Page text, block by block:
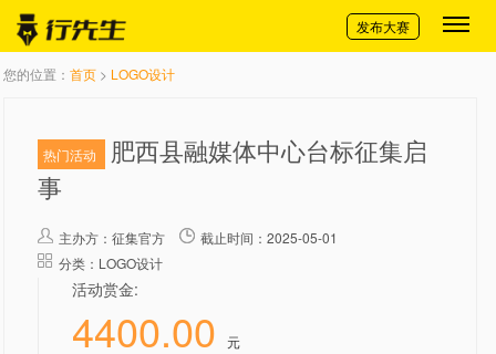
切换导航
发布大赛
您的位置： 首页 > LOGO设计
热门活动
肥西县融媒体中心台标征集启
事
主办方： 征集官方
截止时间：2025-05-01
分类：LOGO设计
活动赏金:
4400.00 元